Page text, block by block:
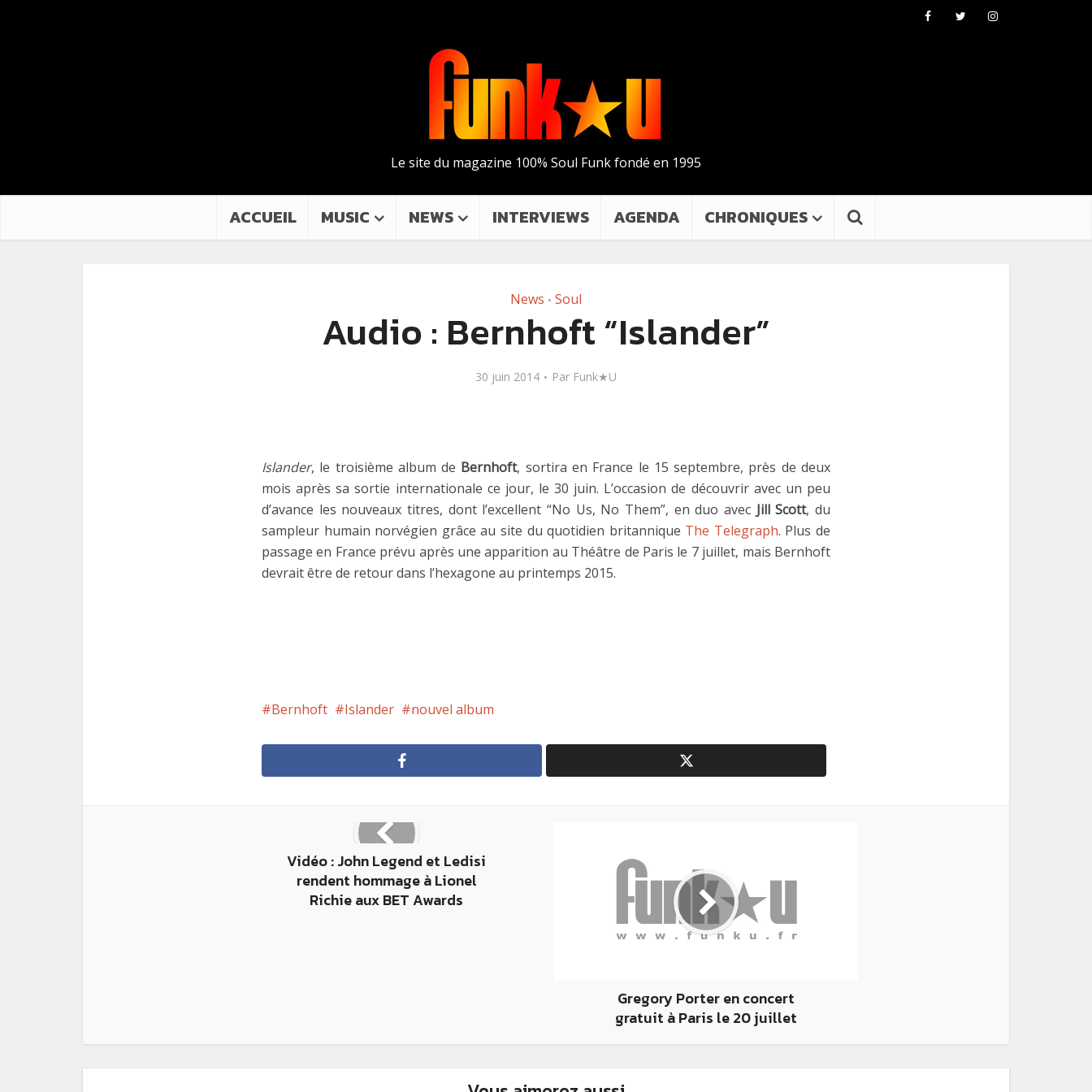
Le site du magazine 100% Soul Funk fondé en 1995
ACCUEIL MUSIC NEWS INTERVIEWS AGENDA CHRONIQUES
News • Soul
Audio : Bernhoft “Islander”
30 juin 2014 Par Funk★U
Islander, le troisième album de Bernhoft, sortira en France le 15 septembre, près de deux
mois après sa sortie internationale ce jour, le 30 juin. L’occasion de découvrir avec un peu
d’avance les nouveaux titres, dont l’excellent “No Us, No Them”, en duo avec Jill Scott, du
sampleur humain norvégien grâce au site du quotidien britannique The Telegraph. Plus de
passage en France prévu après une apparition au Théâtre de Paris le 7 juillet, mais Bernhoft
devrait être de retour dans l’hexagone au printemps 2015.
Bernhoft Islander nouvel album
Vidéo : John Legend et Ledisi
rendent hommage à Lionel
Richie aux BET Awards
Gregory Porter en concert
gratuit à Paris le 20 juillet